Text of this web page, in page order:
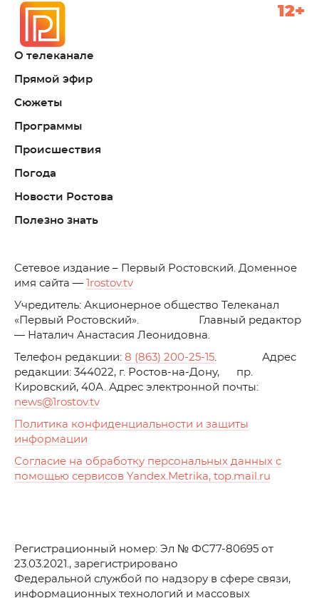
О телеканале
Прямой эфир
Сюжеты
Программы
Происшествия
Погода
Новости Ростова
Полезно знать
12+
Cетевое издание – Первый Ростовский. Доменное
имя сайта —
1rostov.tv
Учредитель: Акционерное общество Телеканал
«Первый Ростовский». Главный редактор
— Наталич Анастасия Леонидовна.
Телефон редакции: 8 (863) 200-25-15. Адрес
редакции: 344022, г. Ростов-на-Дону, пр.
Кировский, 40А. Адрес электронной почты:
news@1rostov.tv
Политика конфиденциальности и защиты
информации
Согласие на обработку персональных данных с
помощью сервисов Yandex.Metrika, top.mail.ru
Регистрационный номер: Эл № ФС77-80695 от
23.03.2021., зарегистрировано
Федеральной службой по надзору в сфере связи,
информационных технологий и массовых